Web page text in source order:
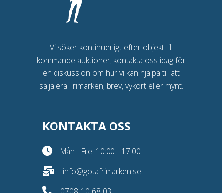
Vi söker kontinuerligt efter objekt till
kommande auktioner, kontakta oss idag för
en diskussion om hur vi kan hjälpa till att
sälja era Frimärken, brev, vykort eller mynt.
KONTAKTA OSS
Mån - Fre: 10:00 - 17:00
info@gotafrimarken.se